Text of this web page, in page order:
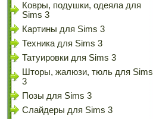
Ковры, подушки, одеяла для
Sims 3
Картины для Sims 3
Техника для Sims 3
Татуировки для Sims 3
Шторы, жалюзи, тюль для Sims
3
Позы для Sims 3
Слайдеры для Sims 3